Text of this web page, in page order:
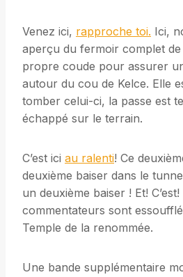
Venez ici, rapproche toi. Ici,
aperçu du fermoir complet de
propre coude pour assurer
autour du cou de Kelce. Elle
tomber celui-ci, la passe est
échappé sur le terrain.
C’est ici au ralenti! Ce
deuxième baiser dans le
un deuxième baiser ! Et! C’est!
commentateurs sont
Temple de la renommée.
Une bande supplémentaire